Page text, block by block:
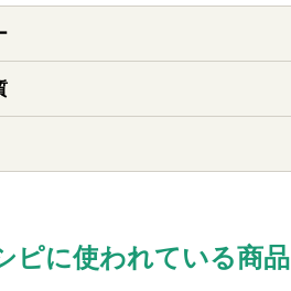
ピに使われている商品